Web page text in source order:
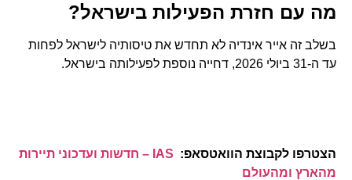
מה עם חזרת הפעילות בישראל?
בשלב זה אייר אינדיה לא תחדש את טיסותיה לישראל לפחות
עד ה-31 ביולי 2026, דחייה נוספת לפעילותה בישראל.
הצטרפו לקבוצת הוואטסאפ:
IAS – חדשות ועדכוני תיירות
מהארץ ומהעולם